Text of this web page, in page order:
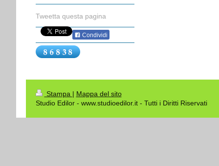
Tweetta questa pagina
Condividi
Stampa | Mappa del sito
Studio Edilor - www.studioedilor.it - Tutti i Diritti Riservati